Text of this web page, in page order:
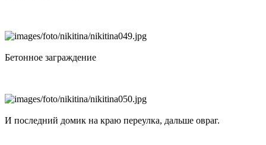
Бетонное заграждение
И последний домик на краю переулка, дальше овраг.